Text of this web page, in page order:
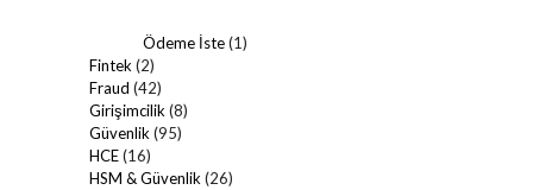
Ödeme İste(1)
Fintek (2)
Fraud (42)
Girişimcilik (8)
Güvenlik (95)
HCE(16)
HSM & Güvenlik (26)